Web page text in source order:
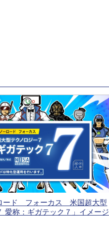
ード フォーカス 米国超大型
愛称：ギガテック７」イメージ